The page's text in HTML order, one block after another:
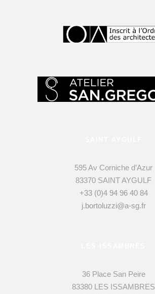
595 Av Corniche d’Azur
83370 SAINT AYGULF
+33 (0)4 94 96 40 84
j.bortoluzzi@a-sg.fr
36 Place San Peire
83380 LES ISSAMBRES